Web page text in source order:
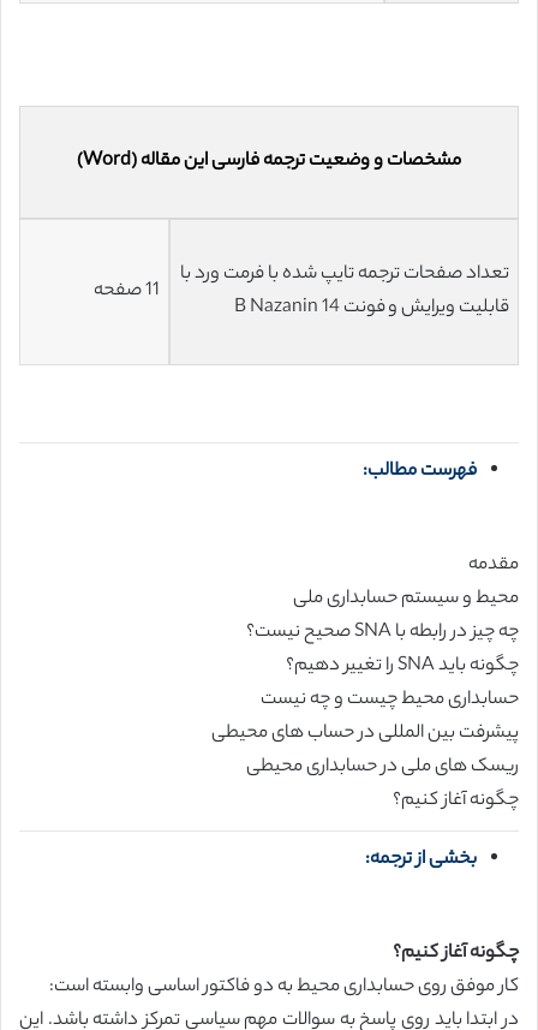
مشخصات و وضعیت ترجمه فارسی این مقاله (Word)
تعداد صفحات ترجمه تایپ شده با فرمت ورد با
قابلیت ویرایش و فونت 14 B Nazanin
11 صفحه
فهرست مطالب:
مقدمه
محیط و سیستم حسابداری ملی
چه چیز در رابطه با SNA صحیح نیست؟
چگونه باید SNA را تغییر دهیم؟
حسابداری محیط چیست و چه نیست
پیشرفت بین المللی در حساب های محیطی
ریسک های ملی در حسابداری محیطی
چگونه آغاز کنیم؟
بخشی از ترجمه:
چگونه آغاز کنیم؟
کار موفق روی حسابداری محیط به دو فاکتور اساسی وابسته است:
در ابتدا باید روی پاسخ به سوالات مهم سیاسی تمرکز داشته باشد. این